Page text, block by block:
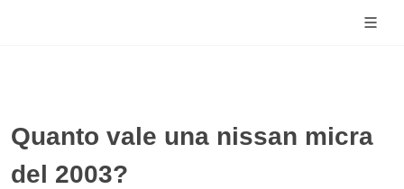
Quanto vale una nissan micra
del 2003?